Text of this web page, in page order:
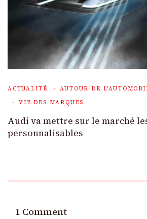
ACTUALITÉ
AUTOUR DE
VIE DES MARQUES
Audi va mettre sur le marché
personnalisables
1 Comment